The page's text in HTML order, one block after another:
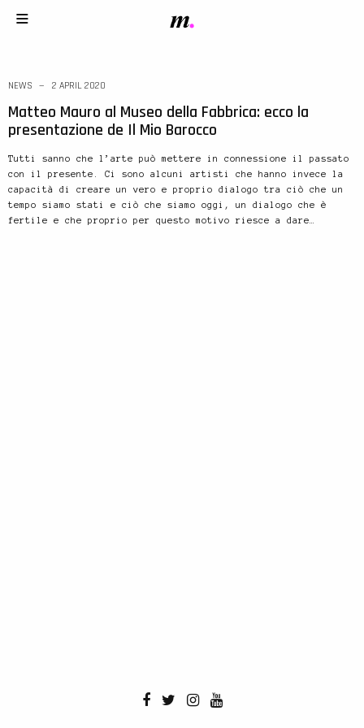
NEWS 2 APRIL 2020
Matteo Mauro al Museo della Fabbrica: ecco la
presentazione de Il Mio Barocco
Tutti sanno che l’arte può mettere in connessione il passato
con il presente. Ci sono alcuni artisti che hanno invece la
capacità di creare un vero e proprio dialogo tra ciò che un
tempo siamo stati e ciò che siamo oggi, un dialogo che è
fertile e che proprio per questo motivo riesce a dare…